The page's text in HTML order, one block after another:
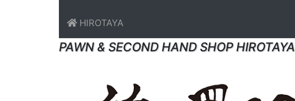
HIROTAYA
PAWN & SECOND HAND SHOP HIROTAYA